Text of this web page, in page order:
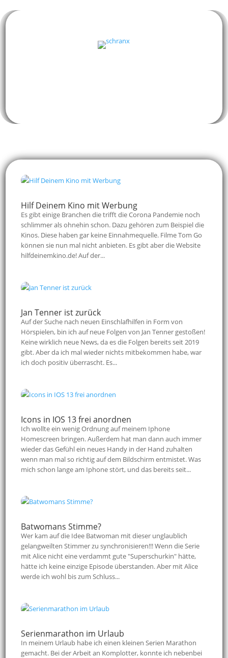
Hilf Deinem Kino mit Werbung
Es gibt einige Branchen die trifft die Corona Pandemie noch
schlimmer als ohnehin schon. Dazu gehören zum Beispiel die
Kinos. Diese haben gar keine Einnahmequelle. Filme Tom Go
können sie nun mal nicht anbieten. Es gibt aber die Website
hilfdeinemkino.de! Auf der...
Jan Tenner ist zurück
Auf der Suche nach neuen Einschlafhilfen in Form von
Hörspielen, bin ich auf neue Folgen von Jan Tenner gestoßen!
Keine wirklich neue News, da es die Folgen bereits seit 2019
gibt. Aber da ich mal wieder nichts mitbekommen habe, war
ich doch positiv überrascht. Es...
Icons in IOS 13 frei anordnen
Ich wollte ein wenig Ordnung auf meinem Iphone
Homescreen bringen. Außerdem hat man dann auch immer
wieder das Gefühl ein neues Handy in der Hand zuhalten
wenn man mal so richtig auf dem Bildschirm entmistet. Was
mich schon lange am Iphone stört, und das bereits seit...
Batwomans Stimme?
Wer kam auf die Idee Batwoman mit dieser unglaublich
gelangweilten Stimmer zu synchronisieren!!! Wenn die Serie
mit Alice nicht eine verdammt gute "Superschurkin" hätte,
hätte ich keine einzige Episode überstanden. Aber mit Alice
werde ich wohl bis zum Schluss...
Serienmarathon im Urlaub
In meinem Urlaub habe ich einen kleinen Serien Marathon
gemacht. Bei der Arbeit an Komplotter, konnte ich nebenbei